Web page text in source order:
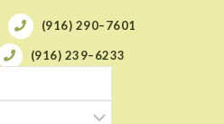
(916) 290–7601
(916) 239–6233